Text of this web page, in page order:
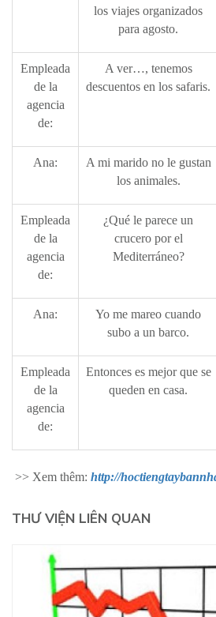
los viajes organizados
para agosto.
Empleada
de la
agencia
de:
A ver…, tenemos
descuentos en los safaris.
Ana:
A mi marido no le gustan
los animales.
Empleada
de la
agencia
de:
¿Qué le parece un
crucero por el
Mediterráneo?
Ana:
Yo me mareo cuando
subo a un barco.
Empleada
de la
agencia
de:
Entonces es mejor que se
queden en casa.
>> Xem thêm: http://
THƯ VIỆN LIÊN QUAN